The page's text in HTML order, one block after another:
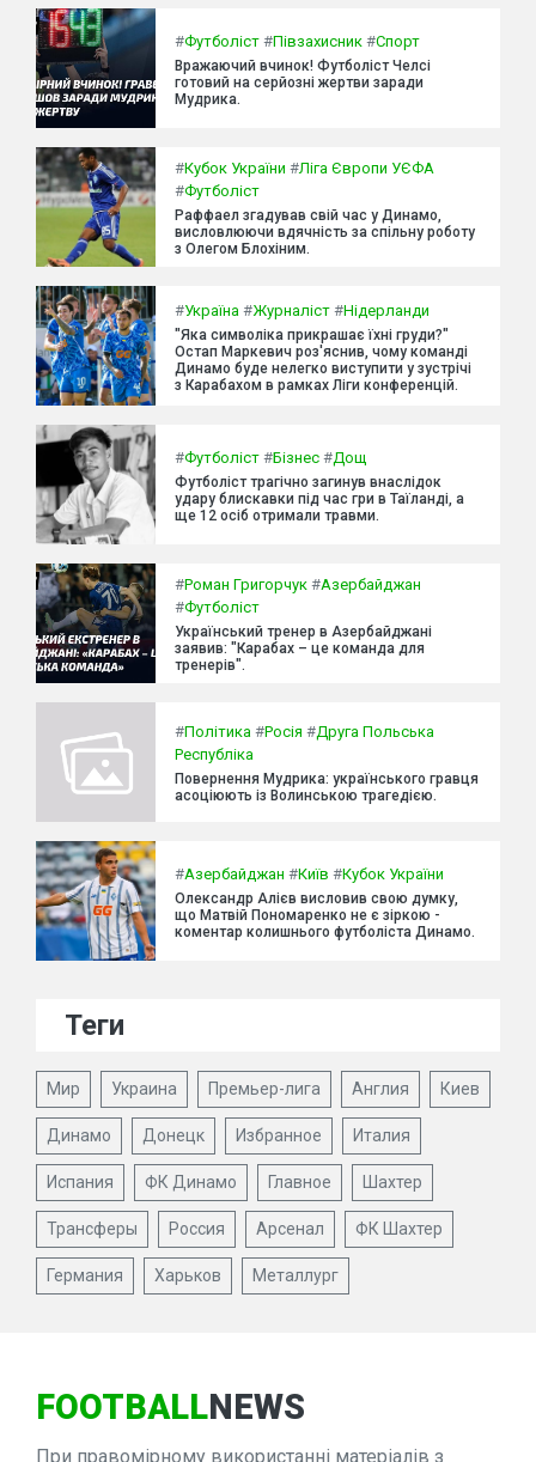
#Футболіст #Півзахисник #Спорт
Вражаючий вчинок! Футболіст Челсі
готовий на серйозні жертви заради
Мудрика.
#Кубок України #Ліга Європи УЄФА
#Футболіст
Раффаел згадував свій час у Динамо,
висловлюючи вдячність за спільну роботу
з Олегом Блохіним.
#Україна #Журналіст #Нідерланди
"Яка символіка прикрашає їхні груди?"
Остап Маркевич роз'яснив, чому команді
Динамо буде нелегко виступити у зустрічі
з Карабахом в рамках Ліги конференцій.
#Футболіст #Бізнес #Дощ
Футболіст трагічно загинув внаслідок
удару блискавки під час гри в Таїланді, а
ще 12 осіб отримали травми.
#Роман Григорчук #Азербайджан
#Футболіст
Український тренер в Азербайджані
заявив: "Карабах – це команда для
тренерів".
#Політика #Росія #Друга Польська
Республіка
Повернення Мудрика: українського гравця
асоціюють із Волинською трагедією.
#Азербайджан #Київ #Кубок України
Олександр Алієв висловив свою думку,
що Матвій Пономаренко не є зіркою -
коментар колишнього футболіста Динамо.
Теги
Мир Украина Премьер-лига Англия Киев
Динамо Донецк Избранное Италия
Испания ФК Динамо Главное Шахтер
Трансферы Россия Арсенал ФК Шахтер
Германия Харьков Металлург
FOOTBALLNEWS
При правомірному використанні матеріалів з